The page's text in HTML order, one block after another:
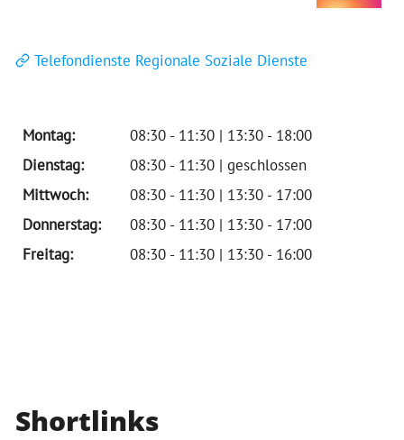
Telefondienste Regionale Soziale Dienste
Montag:
08:30 - 11:30 | 13:30 - 18:00
Dienstag:
08:30 - 11:30 | geschlossen
Mittwoch:
08:30 - 11:30 | 13:30 - 17:00
Donnerstag:
08:30 - 11:30 | 13:30 - 17:00
Freitag:
08:30 - 11:30 | 13:30 - 16:00
Shortlinks